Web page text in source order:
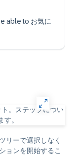
able to お気に
リーで選択しなく
ョンを開始するこ